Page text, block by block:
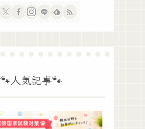
🐾人気記事🐾